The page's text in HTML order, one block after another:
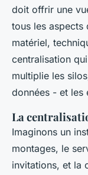
doit offrir une
tous les aspects
matériel,
centralisation
multiplie les
données - et les
La
Imaginons un
montages, le
invitations, et la